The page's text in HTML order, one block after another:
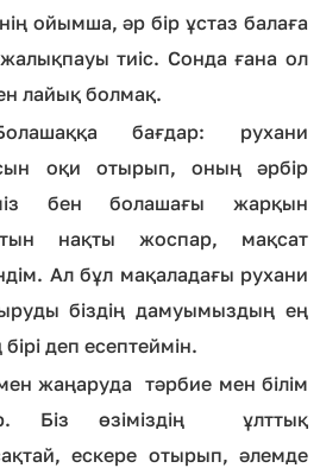
ойымша, әр бір ұстаз балаға
тиіс. Сонда ғана ол
лайық болмақ.
бағдар: рухани
оқи отырып, оның әрбір
бен болашағы жарқын
нақты жоспар, мақсат
Ал бұл мақаладағы рухани
біздің дамуымыздың ең
деп есептеймін.
жаңаруда тәрбие мен білім
Біз өзіміздің ұлттық
ескере отырып, әлемде